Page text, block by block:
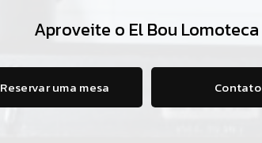
Aproveite o El Bou Lomoteca
Reservar uma mesa Contato